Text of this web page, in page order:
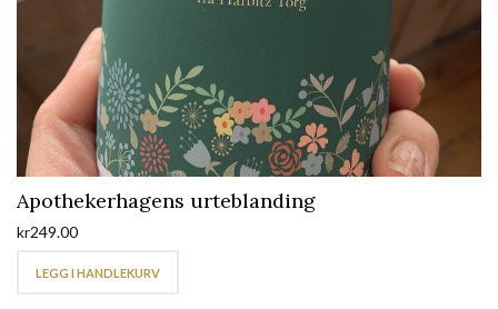
Apothekerhagens urteblanding
kr249.00
LEGG I HANDLEKURV